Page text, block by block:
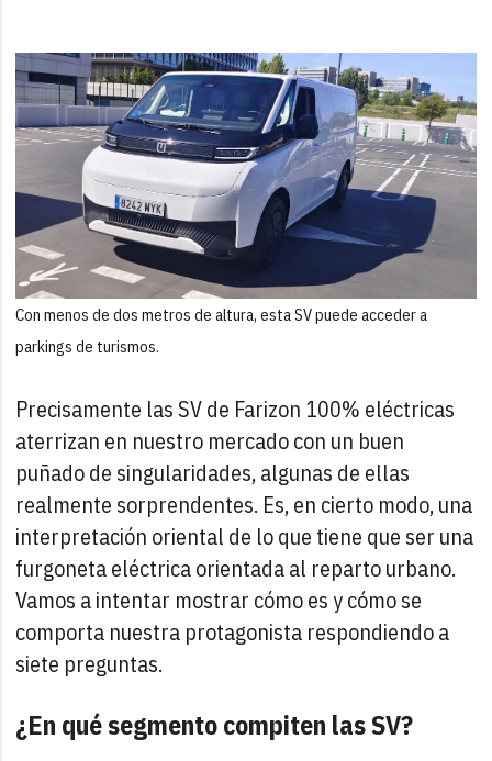
Con menos de dos metros de altura, esta SV puede acceder a
parkings de turismos.
Precisamente las SV de Farizon 100% eléctricas
aterrizan en nuestro mercado con un buen
puñado de singularidades, algunas de ellas
realmente sorprendentes. Es, en cierto modo, una
interpretación oriental de lo que tiene que ser una
furgoneta eléctrica orientada al reparto urbano.
Vamos a intentar mostrar cómo es y cómo se
comporta nuestra protagonista respondiendo a
siete preguntas.
¿En qué segmento compiten las SV?